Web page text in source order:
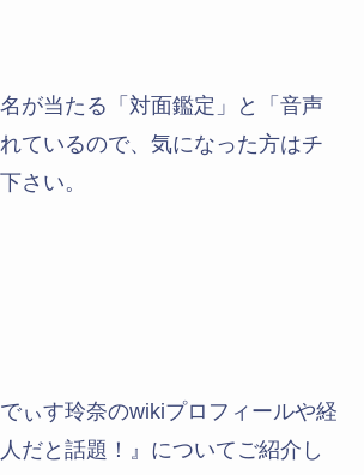
が当たる「対面鑑定」と「音声
ているので、気になった方はチ
さい。
ぃす玲奈のwikiプロフィールや経
だと話題！』についてご紹介し